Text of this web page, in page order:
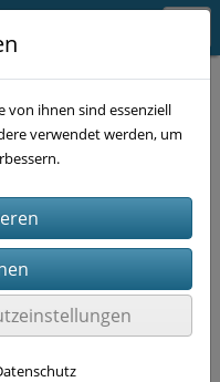
SDS-max
Sortierung wählen
von ihnen sind essenziell
verwendet werden, um